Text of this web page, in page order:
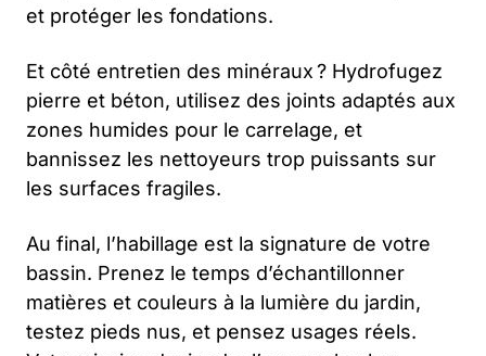
et protéger les fondations.
Et côté entretien des minéraux ? Hydrofugez
pierre et béton, utilisez des joints adaptés aux
zones humides pour le carrelage, et
bannissez les nettoyeurs trop puissants sur
les surfaces fragiles.
Au final, l’habillage est la signature de votre
bassin. Prenez le temps d’échantillonner
matières et couleurs à la lumière du jardin,
testez pieds nus, et pensez usages réels.